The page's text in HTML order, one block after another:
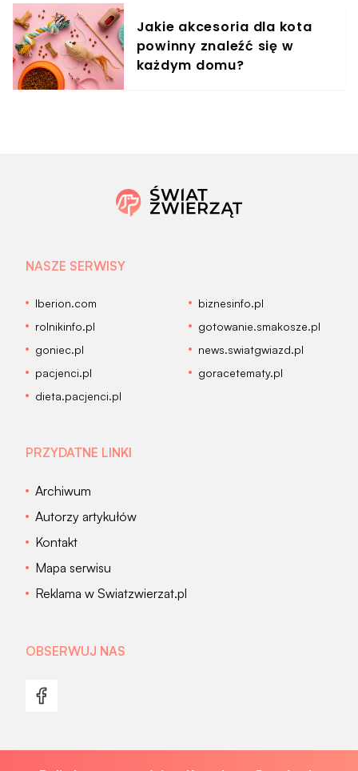
Jakie akcesoria dla kota
powinny znaleźć się w
każdym domu?
NASZE SERWISY
Iberion.com
biznesinfo.pl
rolnikinfo.pl
gotowanie.smakosze.pl
goniec.pl
news.swiatgwiazd.pl
pacjenci.pl
goracetematy.pl
dieta.pacjenci.pl
PRZYDATNE LINKI
Archiwum
Autorzy artykułów
Kontakt
Mapa serwisu
Reklama w Swiatzwierzat.pl
OBSERWUJ NAS